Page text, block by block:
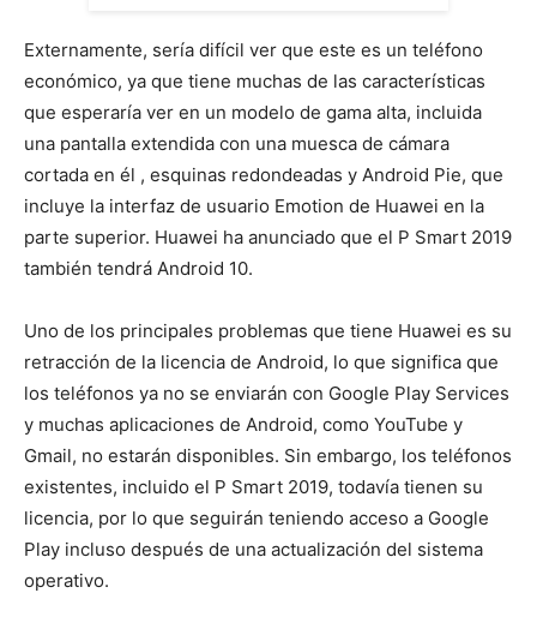
Externamente, sería difícil ver que este es un teléfono
económico, ya que tiene muchas de las características
que esperaría ver en un modelo de gama alta, incluida
una pantalla extendida con una muesca de cámara
cortada en él , esquinas redondeadas y Android Pie, que
incluye la interfaz de usuario Emotion de Huawei en la
parte superior. Huawei ha anunciado que el P Smart 2019
también tendrá Android 10.
Uno de los principales problemas que tiene Huawei es su
retracción de la licencia de Android, lo que significa que
los teléfonos ya no se enviarán con Google Play Services
y muchas aplicaciones de Android, como YouTube y
Gmail, no estarán disponibles. Sin embargo, los teléfonos
existentes, incluido el P Smart 2019, todavía tienen su
licencia, por lo que seguirán teniendo acceso a Google
Play incluso después de una actualización del sistema
operativo.